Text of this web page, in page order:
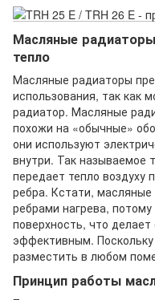
Масляные
тепло
Масляные радиаторы
использования, так как
радиатор. Масляные
похожи на «обычные»
они используют
внутри. Так называемое
передает тепло воздуху
ребра. Кстати,
ребрами нагрева,
поверхность, что делает
эффективным.
разместить в любом
Принцип работы